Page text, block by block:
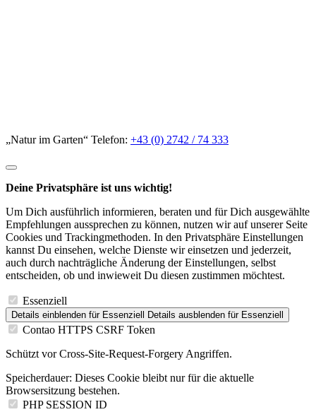
„Natur im Garten“ Telefon: +43 (0) 2742 / 74 333
Deine Privatsphäre ist uns wichtig!
Um Dich ausführlich informieren, beraten und für Dich ausgewählte
Empfehlungen aussprechen zu können, nutzen wir auf unserer Seite
Cookies und Trackingmethoden. In den Privatsphäre Einstellungen
kannst Du einsehen, welche Dienste wir einsetzen und jederzeit,
auch durch nachträgliche Änderung der Einstellungen, selbst
entscheiden, ob und inwieweit Du diesen zustimmen möchtest.
Essenziell
Details einblenden für Essenziell Details ausblenden für Essenziell
Contao HTTPS CSRF Token
Schützt vor Cross-Site-Request-Forgery Angriffen.
Speicherdauer: Dieses Cookie bleibt nur für die aktuelle
Browsersitzung bestehen.
PHP SESSION ID